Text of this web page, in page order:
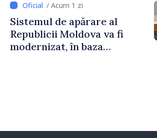
/ Acum 1 zi
Sistemul de apărare al
Republicii Moldova va fi
modernizat, în baza